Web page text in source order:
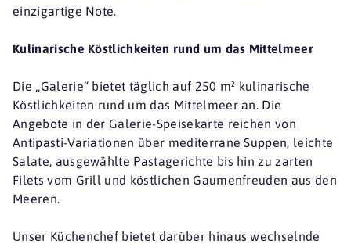
einzigartige Note.
Kulinarische Köstlichkeiten rund um das Mittelmeer
Die „Galerie“ bietet täglich auf 250 m² kulinarische
Köstlichkeiten rund um das Mittelmeer an. Die
Angebote in der Galerie-Speisekarte reichen von
Antipasti-Variationen über mediterrane Suppen, leichte
Salate, ausgewählte Pastagerichte bis hin zu zarten
Filets vom Grill und köstlichen Gaumenfreuden aus den
Meeren.
Unser Küchenchef bietet darüber hinaus wechselnde